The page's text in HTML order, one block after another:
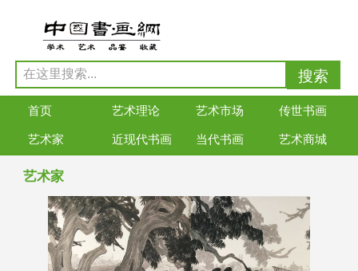
首页 艺术理论 艺术市场 传世书画
艺术家 近现代书画 当代书画 艺术商城
艺术家